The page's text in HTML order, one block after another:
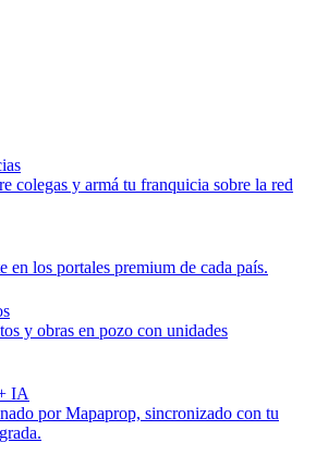
colegas y armá tu franquicia sobre la red
en los portales premium de cada país.
y obras en pozo con unidades
IA
por Mapaprop, sincronizado con tu